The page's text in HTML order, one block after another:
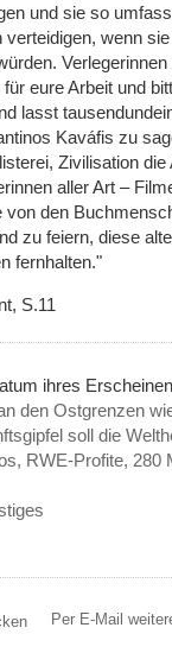
und sie so
wenn
eure Arbeit und
lasst
Kaváfis zu
Zivilisation
aller Art –
von den
zu feiern, diese
fernhalten."
S.11
ihres
den Ostgrenzen
soll die
RWE-Profite, 280
Per E-Mail